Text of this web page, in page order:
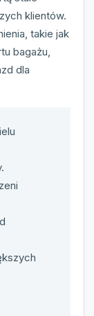
klientów.
takie jak
bagażu,
dla